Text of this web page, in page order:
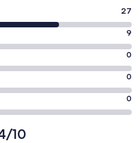
27
9
0
0
0
10